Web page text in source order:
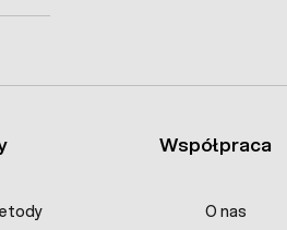
Współpraca
O nas